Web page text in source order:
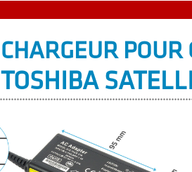
CHARGEUR
TOSHIBA